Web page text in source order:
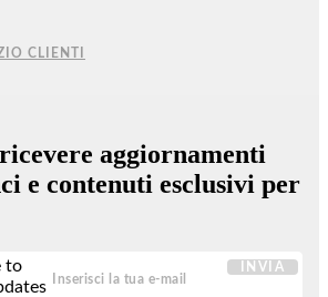
CLIENTI
aggiornamenti
e contenuti esclusivi per
to
INVIA